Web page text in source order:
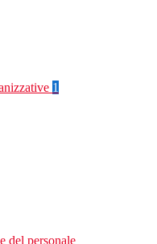
1
del personale